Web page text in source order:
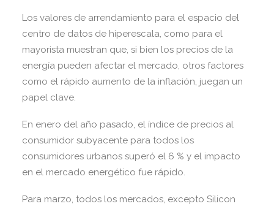
Los valores de arrendamiento para el espacio del
centro de datos de hiperescala, como para el
mayorista muestran que, si bien los precios de la
energía pueden afectar el mercado, otros factores
como el rápido aumento de la inflación, juegan un
papel clave.
En enero del año pasado, el índice de precios al
consumidor subyacente para todos los
consumidores urbanos superó el 6 % y el impacto
en el mercado energético fue rápido.
Para marzo, todos los mercados, excepto Silicon